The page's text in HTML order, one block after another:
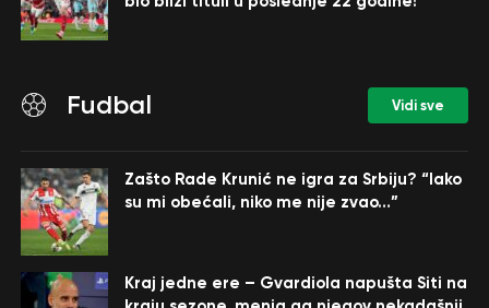
Fudbal Vidi sve
Zašto Rade Krunić ne igra za Srbiju? “Iako
su mi obećali, niko me nije zvao…”
Kraj jedne ere – Gvardiola napušta Siti na